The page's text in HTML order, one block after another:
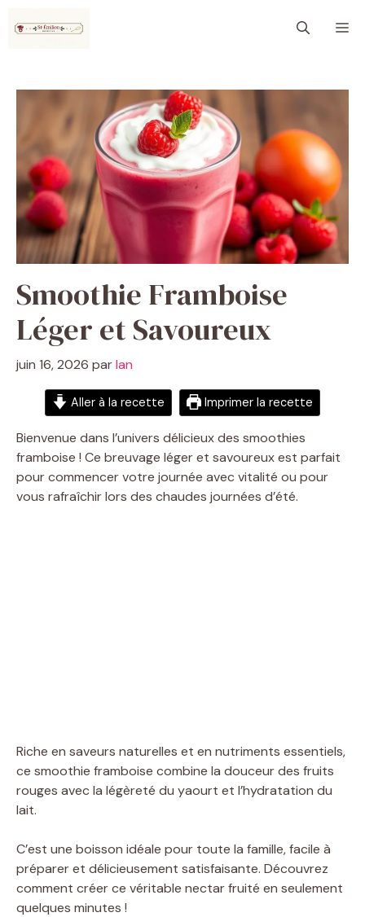
Smoothie Framboise
Léger et Savoureux
juin 16, 2026 parIan
Aller à la recette Imprimer la recette
Bienvenue dans l’univers délicieux des smoothies
framboise ! Ce breuvage léger et savoureux est parfait
pour commencer votre journée avec vitalité ou pour
vous rafraîchir lors des chaudes journées d’été.
Riche en saveurs naturelles et en nutriments essentiels,
ce smoothie framboise combine la douceur des fruits
rouges avec la légèreté du yaourt et l’hydratation du
lait.
C’est une boisson idéale pour toute la famille, facile à
préparer et délicieusement satisfaisante. Découvrez
comment créer ce véritable nectar fruité en seulement
quelques minutes !